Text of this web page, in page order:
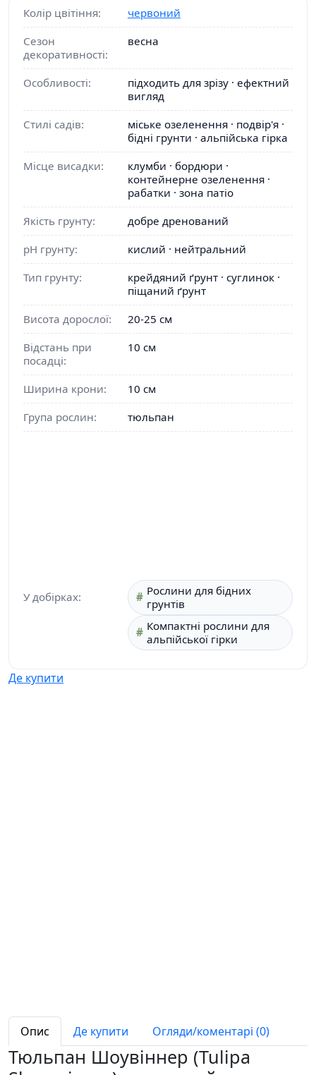
Колір цвітіння:
червоний
Сезон
декоративності:
весна
Особливості:
підходить для зрізу · ефектний
вигляд
Стилі садів:
міське озеленення · подвір'я ·
бідні грунти · альпійська гірка
Місце висадки:
клумби · бордюри ·
контейнерне озеленення ·
рабатки · зона патіо
Якість грунту:
добре дренований
pH грунту:
кислий · нейтральний
Тип грунту:
крейдяний ґрунт · суглинок ·
піщаний ґрунт
Висота дорослої:
20-25 см
Відстань при
посадці:
10 см
Ширина крони:
10 см
Група рослин:
тюльпан
У добірках:
Рослини для бідних
грунтів
Компактні рослини для
альпійської гірки
Де купити
Опис Де купити Огляди/коментарі (0)
Тюльпан Шоувіннер (Tulipa